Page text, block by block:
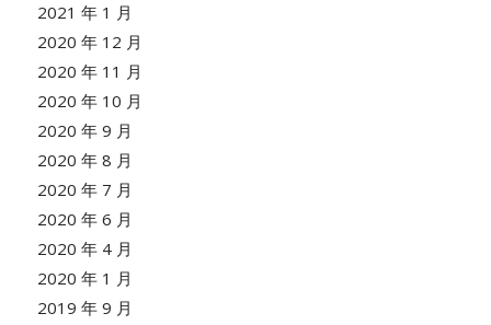
2021 年 1 月
2020 年 12 月
2020 年 11 月
2020 年 10 月
2020 年 9 月
2020 年 8 月
2020 年 7 月
2020 年 6 月
2020 年 4 月
2020 年 1 月
2019 年 9 月